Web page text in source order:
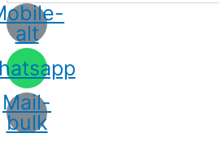
alt
Mail-
bulk